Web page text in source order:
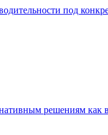
под
решениям